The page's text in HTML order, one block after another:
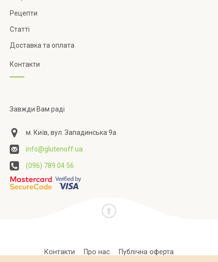
Рецепти
Статті
Доставка та оплата
Контакти
Завжди Вам раді
м. Київ, вул. Западинська 9а
info@glutenoff.ua
(096) 789 04 56
Контакти Про нас Публічна оферта